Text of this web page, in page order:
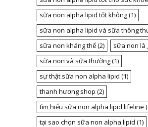
sữa non alpha lipid tốt không(1)
sữa non alpha lipid và sữa thông
sữa non kháng thể(2) sữa non là
sữa non và sữa thường(1)
sự thật sữa non alpha lipid (1)
thanh hương shop (2)
tìm hiểu sữa non alpha lipid lifeline
tại sao chọn sữa non alpha lipid (1)